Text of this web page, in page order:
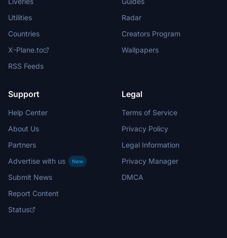
Utilities
Countries
X-Plane.to
RSS Feeds
Radar
Creators Program
Wallpapers
Support
Help Center
About Us
Partners
Advertise with us
New
Submit News
Report Content
Status
Legal
Terms of Service
Privacy Policy
Legal Information
Privacy Manager
DMCA